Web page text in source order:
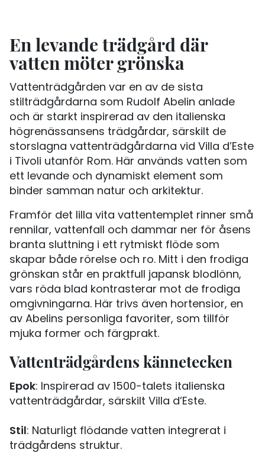
En levande trädgård där
vatten möter grönska
Vattenträdgården var en av de sista
stilträdgårdarna som Rudolf Abelin anlade
och är starkt inspirerad av den italienska
högrenässansens trädgårdar, särskilt de
storslagna vattenträdgårdarna vid Villa d’Este
i Tivoli utanför Rom. Här används vatten som
ett levande och dynamiskt element som
binder samman natur och arkitektur.
Framför det lilla vita vattentemplet rinner små
rennilar, vattenfall och dammar ner för åsens
branta sluttning i ett rytmiskt flöde som
skapar både rörelse och ro. Mitt i den frodiga
grönskan står en praktfull japansk blodlönn,
vars röda blad kontrasterar mot de frodiga
omgivningarna. Här trivs även hortensior, en
av Abelins personliga favoriter, som tillför
mjuka former och färgprakt.
Vattenträdgårdens kännetecken
Epok: Inspirerad av 1500-talets italienska
vattenträdgårdar, särskilt Villa d’Este.
Stil: Naturligt flödande vatten integrerat i
trädgårdens struktur.